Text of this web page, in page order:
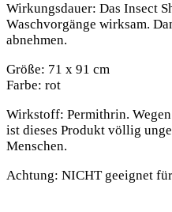
Wirkungsdauer: Das Insect
Waschvorgänge wirksam.
abnehmen.
Größe: 71 x 91 cm
Farbe: rot
Wirkstoff: Permithrin.
ist dieses Produkt völlig
Menschen.
Achtung: NICHT geeignet